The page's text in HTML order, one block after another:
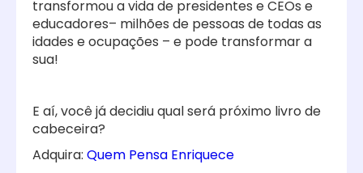
transformou a vida de presidentes e CEOs e
educadores– milhões de pessoas de todas as
idades e ocupações – e pode transformar a
sua!
E aí, você já decidiu qual será próximo livro de
cabeceira?
Adquira: Quem Pensa Enriquece